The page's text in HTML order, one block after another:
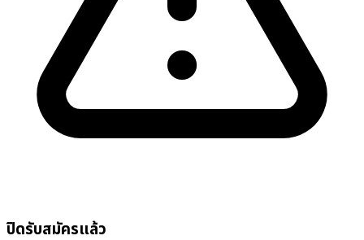
ปิดรับสมัครแล้ว